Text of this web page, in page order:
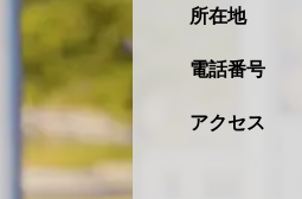
所在地
電話番号
アクセス